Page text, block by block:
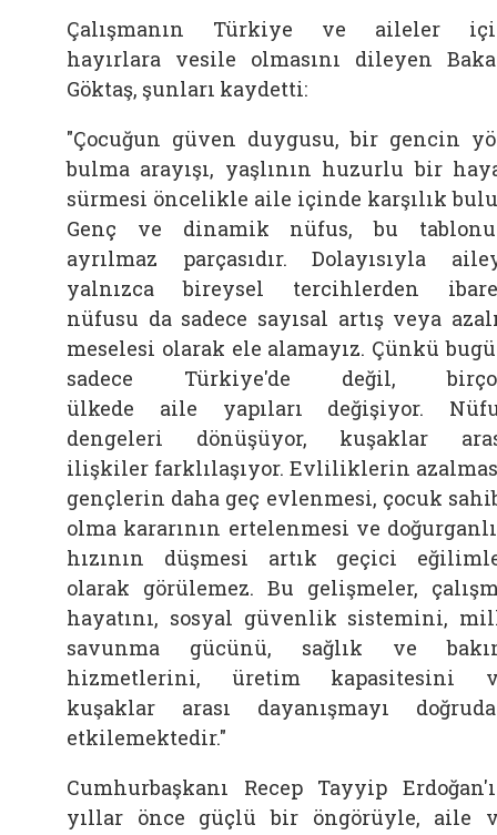
Çalışmanın Türkiye ve aileler
hayırlara vesile olmasını dileyen
Göktaş, şunları kaydetti:
"Çocuğun güven duygusu, bir gencin
bulma arayışı, yaşlının huzurlu bir
sürmesi öncelikle aile içinde karşılık
Genç ve dinamik nüfus, bu
ayrılmaz parçasıdır. Dolayısıyla
yalnızca bireysel tercihlerden
nüfusu da sadece sayısal artış veya
meselesi olarak ele alamayız. Çünkü
sadece Türkiye'de değil,
ülkede
aile
yapıları değişiyor.
dengeleri dönüşüyor, kuşaklar
ilişkiler farklılaşıyor. Evliliklerin
gençlerin daha geç evlenmesi, çocuk
olma kararının ertelenmesi ve
hızının düşmesi artık geçici
olarak görülemez. Bu gelişmeler,
hayatını, sosyal güvenlik sistemini,
savunma gücünü, sağlık ve
hizmetlerini, üretim kapasitesini
kuşaklar arası dayanışmayı
etkilemektedir."
Cumhurbaşkanı Recep Tayyip
yıllar önce güçlü bir öngörüyle, aile